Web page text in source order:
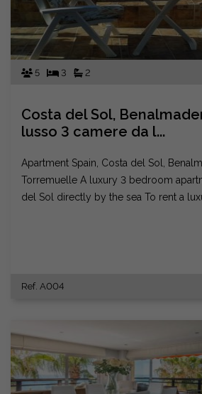
5 3 2
Costa del Sol,
lusso 3 camere da l...
Apartment Spain, Costa del Sol,
Torremuelle A luxury 3 bedroom
del Sol directly by the sea To rent a
Ref. A004